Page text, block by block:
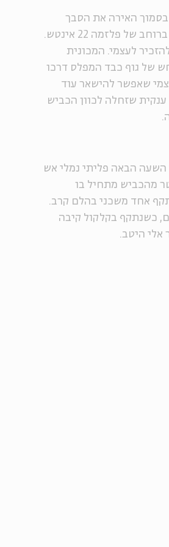
האירה את הסבך
שמולי ולחרדתי גיליתי כי אני ניצב מול קרפדה ענקית ברוחב של פלזמה 22 אינטש.
לעצמי. המכונית
של גוף כבד המפלס דרכו
שאפשר להישאר עוד
שזחלה לכוון הכביש
השעה הבאה פליתי נמלי אש
מהכביש מתחיל בו
אחד משכני בהלם קרב.
כשנתקף בקלקול קיבה
אלי היטב.